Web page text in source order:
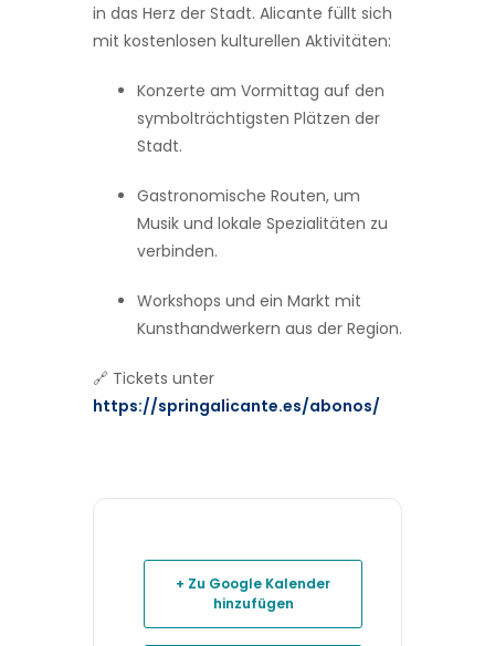
in das Herz der Stadt. Alicante füllt sich
mit kostenlosen kulturellen Aktivitäten:
Konzerte am Vormittag auf den
symbolträchtigsten Plätzen der
Stadt.
Gastronomische Routen, um
Musik und lokale Spezialitäten zu
verbinden.
Workshops und ein Markt mit
Kunsthandwerkern aus der Region.
🔗 Tickets unter
https://springalicante.es/abonos/
+ Zu Google Kalender
hinzufügen